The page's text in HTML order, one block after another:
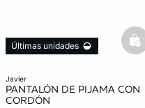
javier
PANTALÓN DE PIJAMA CON
CORDÓN
Últimas unidades